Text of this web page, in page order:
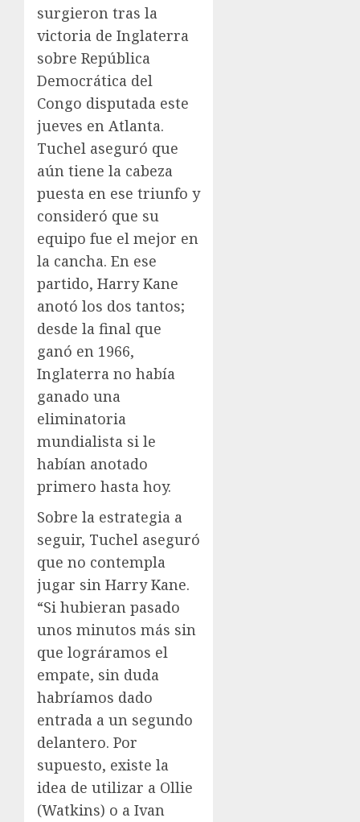
surgieron tras la
victoria de Inglaterra
sobre República
Democrática del
Congo disputada este
jueves en Atlanta.
Tuchel aseguró que
aún tiene la cabeza
puesta en ese triunfo y
consideró que su
equipo fue el mejor en
la cancha. En ese
partido, Harry Kane
anotó los dos tantos;
desde la final que
ganó en 1966,
Inglaterra no había
ganado una
eliminatoria
mundialista si le
habían anotado
primero hasta hoy.
Sobre la estrategia a
seguir, Tuchel aseguró
que no contempla
jugar sin Harry Kane.
“Si hubieran pasado
unos minutos más sin
que lográramos el
empate, sin duda
habríamos dado
entrada a un segundo
delantero. Por
supuesto, existe la
idea de utilizar a Ollie
(Watkins) o a Ivan